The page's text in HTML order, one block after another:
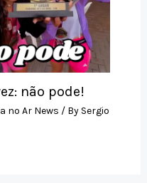
não pode!
no Ar News / By Sergio